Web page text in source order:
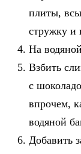
плиты,
стружку и
На
Взбить
с
впрочем,
водяной
Добавить